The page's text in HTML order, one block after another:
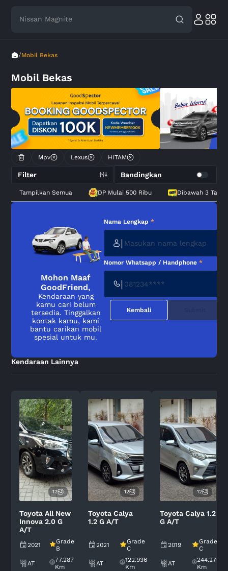
Nissan Magnite
/Mobil Bekas
Mobil Bekas
Mpv Lexus HITAM
Filter Bandingkan
Tampilkan Semua DP Mulai 500 Ribu Dibawah 3 Tahun
Mohon Maaf
GoodFriend,
Kendaraan yang
kamu cari belum
tersedia. Tinggalkan
kontak kamu, kami
bantu carikan mobil
spesial untuk mu.
Nama Lengkap*
|
Nomor Whatsapp / Handphone*
|
Kembali
Kendaraan Lainnya
12
Toyota All New
Innova 2.0 G
A/T
2021
Grade
B
AT
77.287
Km
12
Toyota Calya
1.2 G A/T
2021
Grade
C
AT
122.936
Km
12
Toyota Calya 1.2
G A/T
2019
Grade
C
AT
244.270
Km